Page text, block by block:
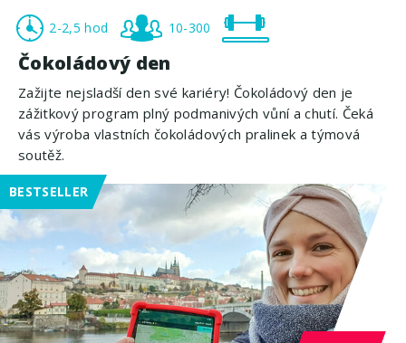
2-2,5 hod 10-300
Čokoládový den
Zažijte nejsladší den své kariéry! Čokoládový den je
zážitkový program plný podmanivých vůní a chutí. Čeká
vás výroba vlastních čokoládových pralinek a týmová
soutěž.
BESTSELLER